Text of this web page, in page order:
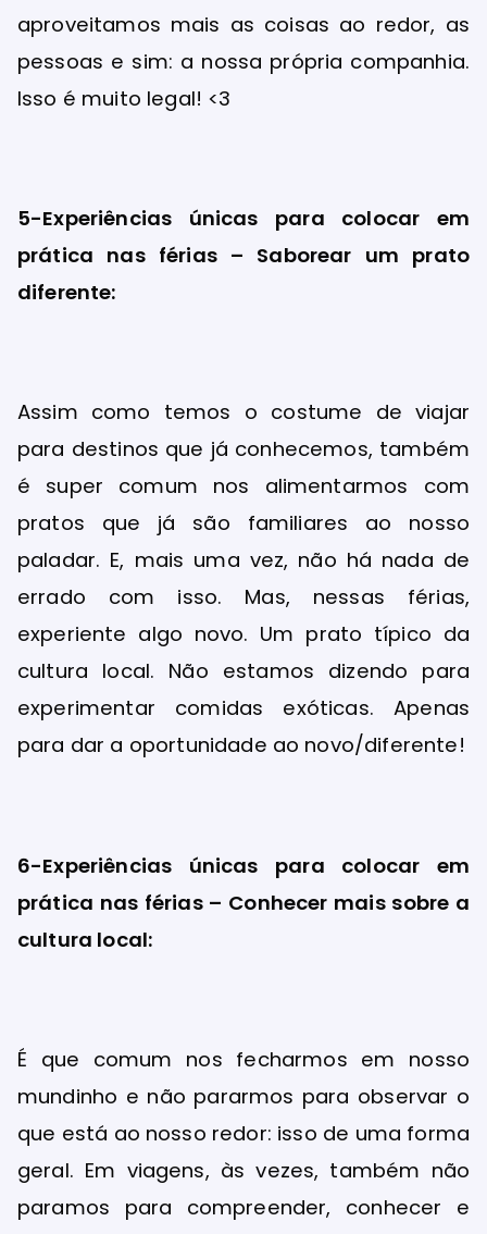
aproveitamos mais as coisas ao redor, as
pessoas e sim: a nossa própria companhia.
Isso é muito legal! <3
5-Experiências únicas para colocar em
prática nas férias – Saborear um prato
diferente:
Assim como temos o costume de viajar
para destinos que já conhecemos, também
é super comum nos alimentarmos com
pratos que já são familiares ao nosso
paladar. E, mais uma vez, não há nada de
errado com isso. Mas, nessas férias,
experiente algo novo. Um prato típico da
cultura local. Não estamos dizendo para
experimentar comidas exóticas. Apenas
para dar a oportunidade ao novo/diferente!
6-Experiências únicas para colocar em
prática nas férias – Conhecer mais sobre a
cultura local:
É que comum nos fecharmos em nosso
mundinho e não pararmos para observar o
que está ao nosso redor: isso de uma forma
geral. Em viagens, às vezes, também não
paramos para compreender, conhecer e